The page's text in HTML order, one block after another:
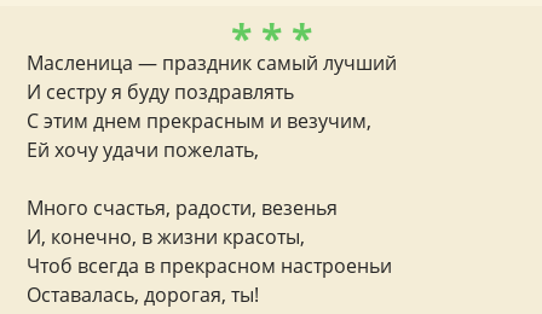
* * *
Масленица — праздник самый лучший
И сестру я буду поздравлять
С этим днем прекрасным и везучим,
Ей хочу удачи пожелать,
Много счастья, радости, везенья
И, конечно, в жизни красоты,
Чтоб всегда в прекрасном настроеньи
Оставалась, дорогая, ты!